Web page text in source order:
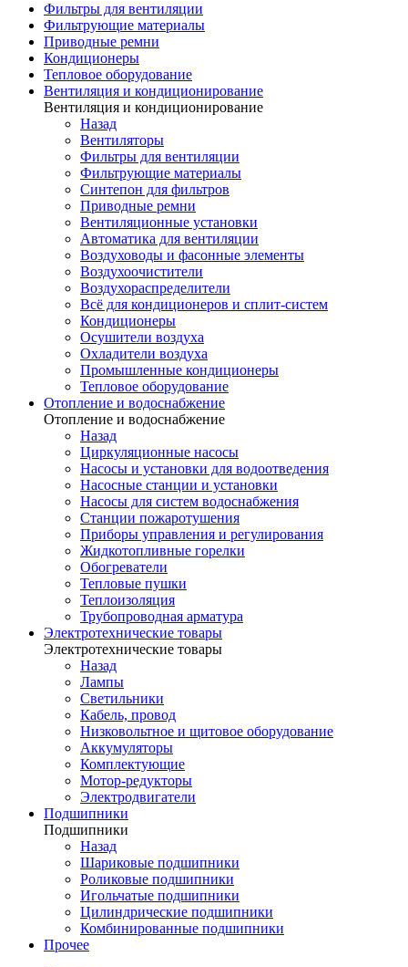
Фильтры для вентиляции
Фильтрующие материалы
Приводные ремни
Кондиционеры
Тепловое оборудование
Вентиляция и кондиционирование
Вентиляция и кондиционирование
Назад
Вентиляторы
Фильтры для вентиляции
Фильтрующие материалы
Синтепон для фильтров
Приводные ремни
Вентиляционные установки
Автоматика для вентиляции
Воздуховоды и фасонные элементы
Воздухоочистители
Воздухораспределители
Всё для кондиционеров и сплит-систем
Кондиционеры
Осушители воздуха
Охладители воздуха
Промышленные кондиционеры
Тепловое оборудование
Отопление и водоснабжение
Отопление и водоснабжение
Назад
Циркуляционные насосы
Насосы и установки для водоотведения
Насосные станции и установки
Насосы для систем водоснабжения
Станции пожаротушения
Приборы управления и регулирования
Жидкотопливные горелки
Обогреватели
Тепловые пушки
Теплоизоляция
Трубопроводная арматура
Электротехнические товары
Электротехнические товары
Назад
Лампы
Светильники
Кабель, провод
Низковольтное и щитовое оборудование
Аккумуляторы
Комплектующие
Мотор-редукторы
Электродвигатели
Подшипники
Подшипники
Назад
Шариковые подшипники
Роликовые подшипники
Игольчатые подшипники
Цилиндрические подшипники
Комбинированные подшипники
Прочее